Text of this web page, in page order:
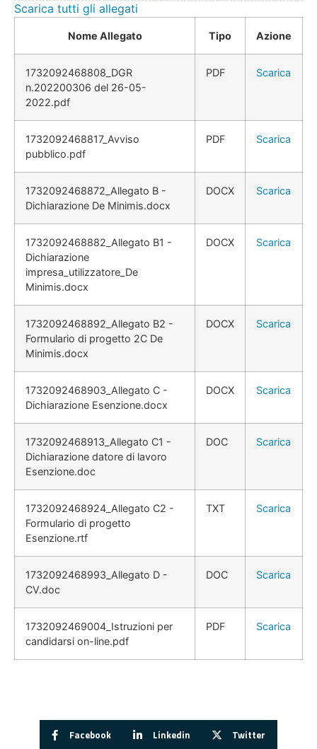
Scarica tutti gli allegati
Nome Allegato Tipo Azione
1732092468808_DGR
n.202200306 del 26-05-
2022.pdf
PDF Scarica
1732092468817_Avviso
pubblico.pdf
PDF Scarica
1732092468872_Allegato B -
Dichiarazione De Minimis.docx
DOCX Scarica
1732092468882_Allegato B1 -
Dichiarazione
impresa_utilizzatore_De
Minimis.docx
DOCX Scarica
1732092468892_Allegato B2 -
Formulario di progetto 2C De
Minimis.docx
DOCX Scarica
1732092468903_Allegato C -
Dichiarazione Esenzione.docx
DOCX Scarica
1732092468913_Allegato C1 -
Dichiarazione datore di lavoro
Esenzione.doc
DOC Scarica
1732092468924_Allegato C2 -
Formulario di progetto
Esenzione.rtf
TXT Scarica
1732092468993_Allegato D -
CV.doc
DOC Scarica
1732092469004_Istruzioni per
candidarsi on-line.pdf
PDF Scarica
Facebook Linkedin Twitter